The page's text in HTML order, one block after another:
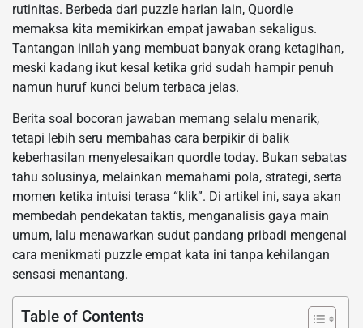
rutinitas. Berbeda dari puzzle harian lain, Quordle
memaksa kita memikirkan empat jawaban sekaligus.
Tantangan inilah yang membuat banyak orang ketagihan,
meski kadang ikut kesal ketika grid sudah hampir penuh
namun huruf kunci belum terbaca jelas.
Berita soal bocoran jawaban memang selalu menarik,
tetapi lebih seru membahas cara berpikir di balik
keberhasilan menyelesaikan quordle today. Bukan sebatas
tahu solusinya, melainkan memahami pola, strategi, serta
momen ketika intuisi terasa “klik”. Di artikel ini, saya akan
membedah pendekatan taktis, menganalisis gaya main
umum, lalu menawarkan sudut pandang pribadi mengenai
cara menikmati puzzle empat kata ini tanpa kehilangan
sensasi menantang.
Table of Contents